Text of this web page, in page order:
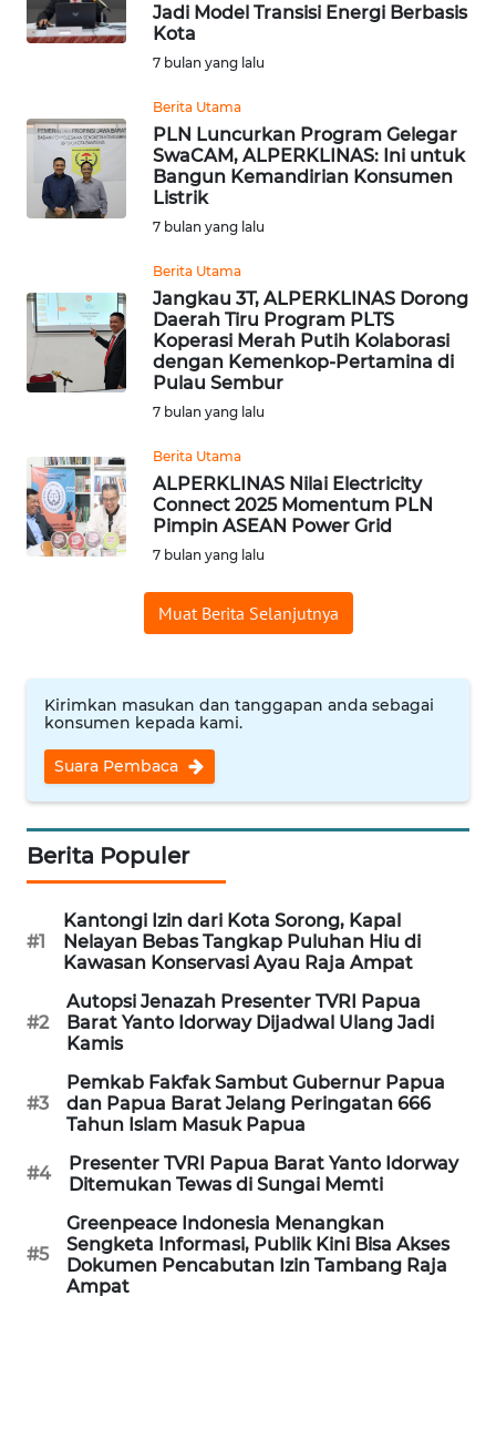
Jadi Model Transisi Energi Berbasis
Kota
7 bulan yang lalu
Berita Utama
PLN Luncurkan Program Gelegar
SwaCAM, ALPERKLINAS: Ini untuk
Bangun Kemandirian Konsumen
Listrik
7 bulan yang lalu
Berita Utama
Jangkau 3T, ALPERKLINAS Dorong
Daerah Tiru Program PLTS
Koperasi Merah Putih Kolaborasi
dengan Kemenkop-Pertamina di
Pulau Sembur
7 bulan yang lalu
Berita Utama
ALPERKLINAS Nilai Electricity
Connect 2025 Momentum PLN
Pimpin ASEAN Power Grid
7 bulan yang lalu
Muat Berita Selanjutnya
Kirimkan masukan dan tanggapan anda sebagai
konsumen kepada kami.
Suara Pembaca
Berita Populer
#1
Kantongi Izin dari Kota Sorong, Kapal
Nelayan Bebas Tangkap Puluhan Hiu di
Kawasan Konservasi Ayau Raja Ampat
#2
Autopsi Jenazah Presenter TVRI Papua
Barat Yanto Idorway Dijadwal Ulang Jadi
Kamis
#3
Pemkab Fakfak Sambut Gubernur Papua
dan Papua Barat Jelang Peringatan 666
Tahun Islam Masuk Papua
#4
Presenter TVRI Papua Barat Yanto Idorway
Ditemukan Tewas di Sungai Memti
#5
Greenpeace Indonesia Menangkan
Sengketa Informasi, Publik Kini Bisa Akses
Dokumen Pencabutan Izin Tambang Raja
Ampat
INDRAMAYU
WN
MAJALENGKA
WN
SUKABUMI
WN
WN
PRIANGAN
TIMUR
WN
BOROBUDUR
WN
MADURA
WN
SURABAYA
WN
NATUNA
WN
BINTAN
WN
MANDALIKA
WN
LIKUPANG